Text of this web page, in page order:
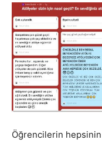
Öğrencilerin